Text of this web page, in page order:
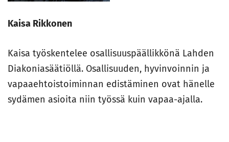
Kaisa Rikkonen
Kaisa työskentelee osallisuuspäällikkönä Lahden
Diakoniasäätiöllä. Osallisuuden, hyvinvoinnin ja
vapaaehtoistoiminnan edistäminen ovat hänelle
sydämen asioita niin työssä kuin vapaa-ajalla.